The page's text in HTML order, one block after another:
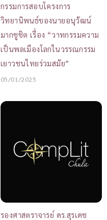
กรรมการสอบโครงการ
วิทยานิพนธ์ของนายอนุวัฒน์
มากชูชิต เรื่อง “วาทกรรมความ
เป็นพลเมืองโลกในวรรณกรรม
เยาวชนไทยร่วมสมัย”
05/01/2025
รองศาสตราจารย์ ดร.สุรเดช